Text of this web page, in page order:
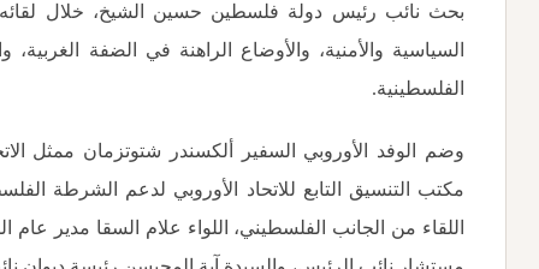
بحث نائب رئيس دولة فلسطين حسين الشيخ، خلال لقائه
السياسية والأمنية، والأوضاع الراهنة في الضفة
الفلسطينية.
وضم الوفد الأوروبي السفير ألكسندر شتوتزمان ممثل
مكتب التنسيق التابع للاتحاد الأوروبي لدعم الشرطة
اللقاء من الجانب الفلسطيني، اللواء علام السقا مدير